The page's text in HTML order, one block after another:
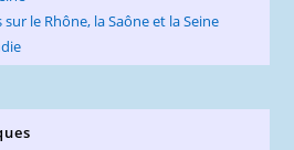
le Rhône, la Saône et la Seine